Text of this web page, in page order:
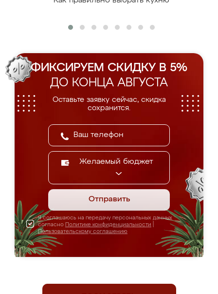
ФИКСИРУЕМ СКИДКУ В 5%
ДО КОНЦА АВГУСТА
Оставьте заявку сейчас, скидка
сохранится.
Желаемый бюджет
Отправить
Я соглашаюсь на передачу персональных данных
согласно Политике конфиденциальности
Пользовательскому соглашению